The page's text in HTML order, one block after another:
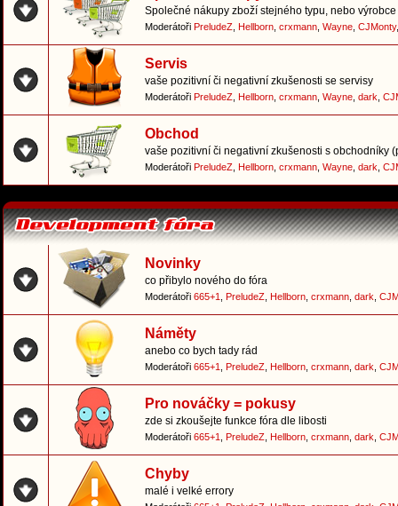
Společné nákupy zboží stejného typu, nebo
Moderátoři PreludeZ Hellborn crxmann Wayne CJMonty
Servis
vaše pozitivní či negativní zkušenosti se servisy
Moderátoři PreludeZ Hellborn crxmann Wayne dark
Obchod
vaše pozitivní či negativní zkušenosti s obchodníky
Moderátoři PreludeZ Hellborn crxmann Wayne dark
Novinky
co přibylo nového do fóra
Moderátoři 665+1 PreludeZ Hellborn crxmann dark
Náměty
anebo co bych tady rád
Moderátoři 665+1 PreludeZ Hellborn crxmann dark
Pro nováčky = pokusy
zde si zkoušejte funkce fóra dle libosti
Moderátoři 665+1 PreludeZ Hellborn crxmann dark
Chyby
malé i velké errory